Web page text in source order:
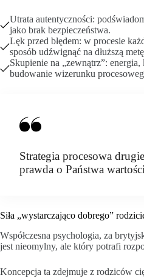
Utrata autentyczności:
jako brak bezpieczeństwa.
Lęk przed błędem: w procesie
sposób udźwignąć na dłuższą
Skupienie na „zewnątrz”:
budowanie wizerunku
Strategia procesowa
prawda o Państwa
Siła „wystarczająco dobrego”
Współczesna psychologia, za
jest nieomylny, ale który potrafi
Koncepcja ta zdejmuje z rodziców